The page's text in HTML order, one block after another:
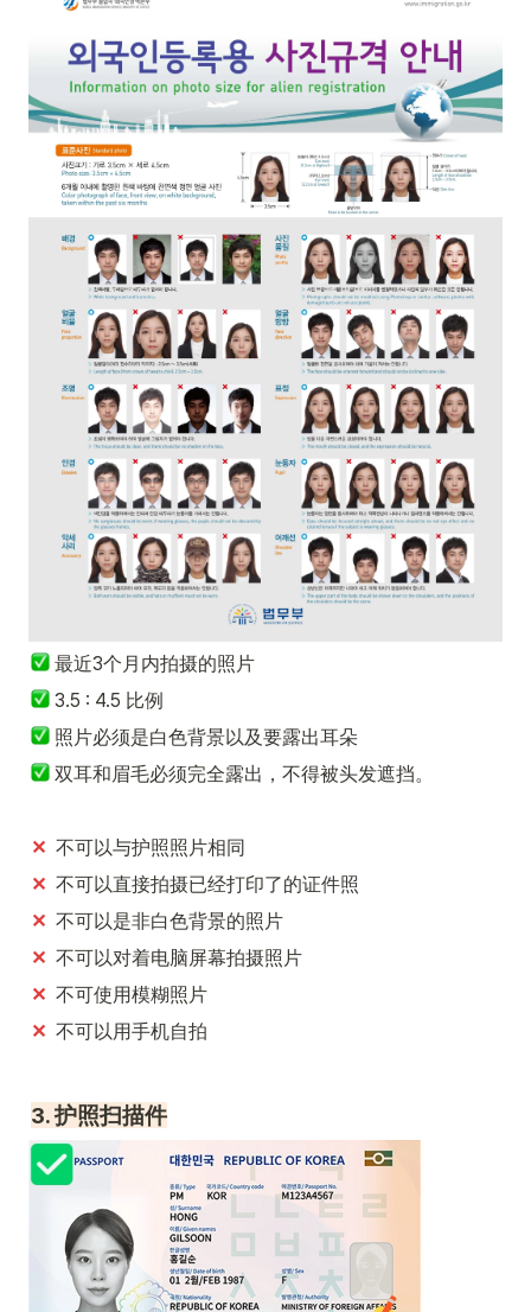
最近3个月内拍摄的照片
3.5 : 4.5 比例
照片必须是白色背景以及要露出耳朵
双耳和眉毛必须完全露出，不得被头发遮挡。
✕ 不可以与护照照片相同
✕ 不可以直接拍摄已经打印了的证件照
✕ 不可以是非白色背景的照片
✕ 不可以对着电脑屏幕拍摄照片
✕ 不可使用模糊照片
✕ 不可以用手机自拍
3. 护照扫描件